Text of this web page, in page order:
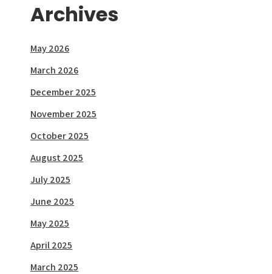
Archives
May 2026
March 2026
December 2025
November 2025
October 2025
August 2025
July 2025
June 2025
May 2025
April 2025
March 2025